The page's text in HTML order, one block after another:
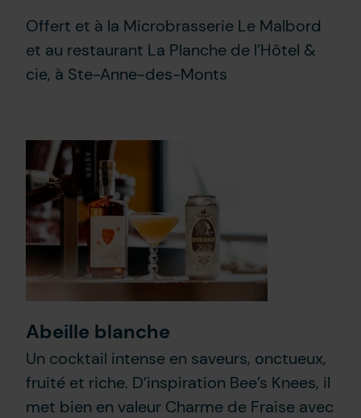
Offert et à la Microbrasserie Le Malbord
et au restaurant La Planche de l’Hôtel &
cie, à Ste-Anne-des-Monts
Abeille blanche
Un cocktail intense en saveurs, onctueux,
fruité et riche. D’inspiration Bee’s Knees, il
met bien en valeur Charme de Fraise avec